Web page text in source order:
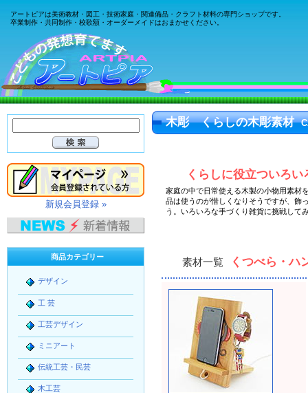
アートピアは美術教材・図工・技術家庭・関連備品・クラフト材料の専門ショップです。
卒業制作・共同制作・校歌額・オーダーメイドはおまかせください。
木彫 くらしの木彫素材
くらしに役立ついろ
家庭の中で日常使える木製の小物用素材
品は使うのが惜しくなりそうですが、飾
う。いろいろな手づくり雑貨に挑戦して
素材一覧 くつべら・ハ
新規会員登録 »
商品カテゴリー
デザイン
工 芸
工芸デザイン
ミニアート
伝統工芸・民芸
木工芸